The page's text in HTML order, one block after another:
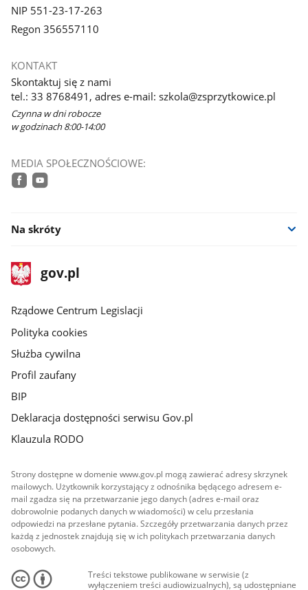
NIP 551-23-17-263
Regon 356557110
KONTAKT
Skontaktuj się z nami
tel.: 33 8768491, adres e-mail: szkola@zsprzytkowice.pl
Czynna w dni robocze
w godzinach 8:00-14:00
MEDIA SPOŁECZNOŚCIOWE:
Na skróty
stopka
gov.plStrona
gov.pl
Rządowe Centrum Legislacji
Polityka cookies
Służba cywilna
Profil zaufany
BIP
Deklaracja dostępności serwisu Gov.pl
Klauzula RODO
Strony dostępne w domenie www.gov.pl mogą zawierać adresy skrzynek
mailowych. Użytkownik korzystający z odnośnika będącego adresem e-
mail zgadza się na przetwarzanie jego danych (adres e-mail oraz
dobrowolnie podanych danych w wiadomości) w celu przesłania
odpowiedzi na przesłane pytania. Szczegóły przetwarzania danych przez
każdą z jednostek znajdują się w ich politykach przetwarzania danych
osobowych.
Treści tekstowe publikowane w serwisie (z
wyłączeniem treści audiowizualnych), są udostępniane